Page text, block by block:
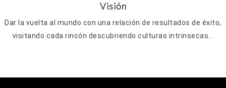
Visión
Dar la vuelta al mundo con una relación de resultados de éxito,
visitando cada rincón descubriendo culturas intrinsecas...